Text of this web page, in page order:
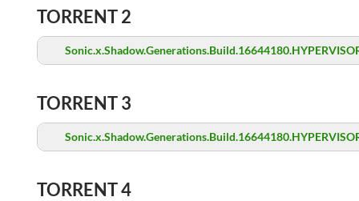
TORRENT 2
TORRENT 3
TORRENT 4